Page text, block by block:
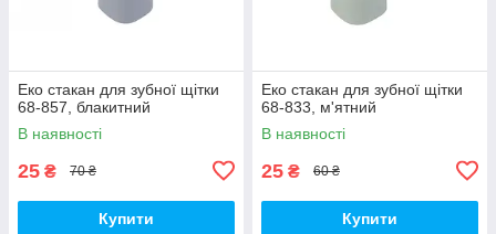
Еко стакан для зубної щітки
68-857, блакитний
В наявності
25 ₴ 70 ₴
Купити
Еко стакан для зубної щітки
68-833, м'ятний
В наявності
25 ₴ 60 ₴
Купити